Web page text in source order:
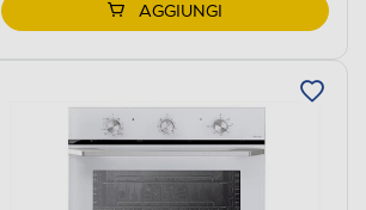
AGGIUNGI